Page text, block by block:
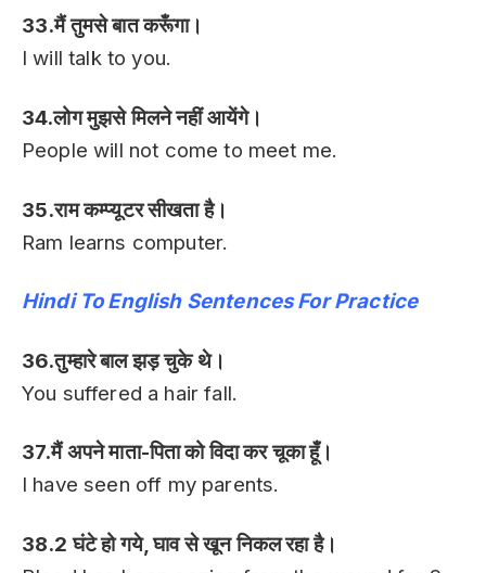
33.मैं तुमसे बात करूँगा।
I will talk to you.
34.लोग मुझसे मिलने नहीं आयेंगे।
People will not come to meet me.
35.राम कम्प्यूटर सीखता है।
Ram learns computer.
Hindi To English Sentences For Practice
36.तुम्हारे बाल झड़ चुके थे।
You suffered a hair fall.
37.मैं अपने माता-पिता को विदा कर चूका हूँ।
I have seen off my parents.
38.2 घंटे हो गये, घाव से खून निकल रहा है।